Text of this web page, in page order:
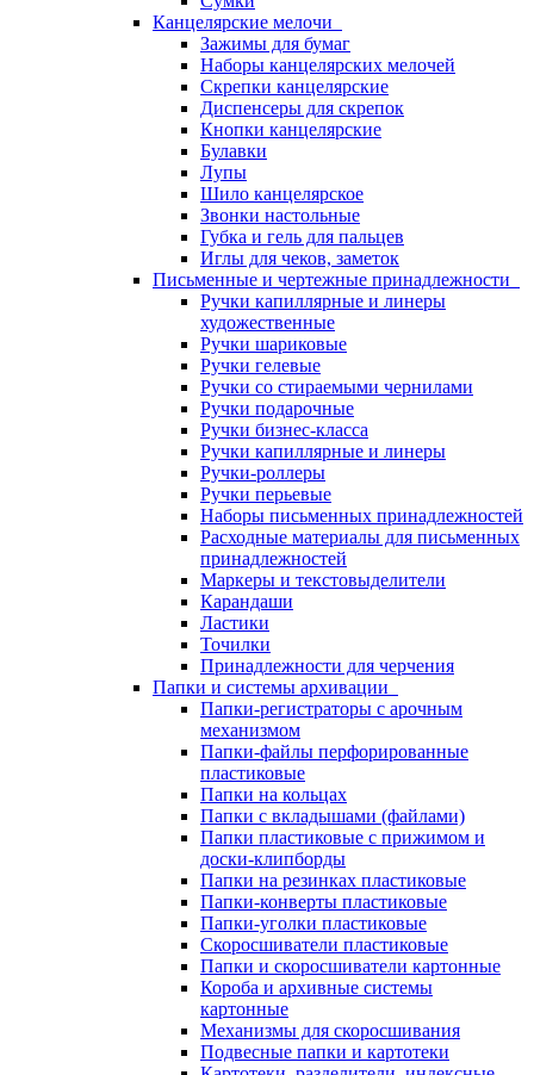
Канцелярские мелочи
Зажимы для бумаг
Наборы канцелярских мелочей
Скрепки канцелярские
Диспенсеры для скрепок
Кнопки канцелярские
Булавки
Лупы
Шило канцелярское
Звонки настольные
Губка и гель для пальцев
Иглы для чеков, заметок
Письменные и чертежные принадлежности
Ручки капиллярные и линеры
художественные
Ручки шариковые
Ручки гелевые
Ручки со стираемыми чернилами
Ручки подарочные
Ручки бизнес-класса
Ручки капиллярные и линеры
Ручки-роллеры
Ручки перьевые
Наборы письменных принадлежностей
Расходные материалы для письменных
принадлежностей
Маркеры и текстовыделители
Карандаши
Ластики
Точилки
Принадлежности для черчения
Папки и системы архивации
Папки-регистраторы с арочным
механизмом
Папки-файлы перфорированные
пластиковые
Папки на кольцах
Папки с вкладышами (файлами)
Папки пластиковые с прижимом и
доски-клипборды
Папки на резинках пластиковые
Папки-конверты пластиковые
Папки-уголки пластиковые
Скоросшиватели пластиковые
Папки и скоросшиватели картонные
Короба и архивные системы
картонные
Механизмы для скоросшивания
Подвесные папки и картотеки